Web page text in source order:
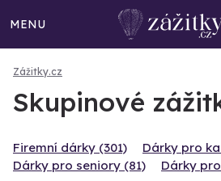
MENU
Zážitky.cz
Skupinové
Firemní dárky (301)
Dárky pro
Dárky pro seniory (81)
Dárky